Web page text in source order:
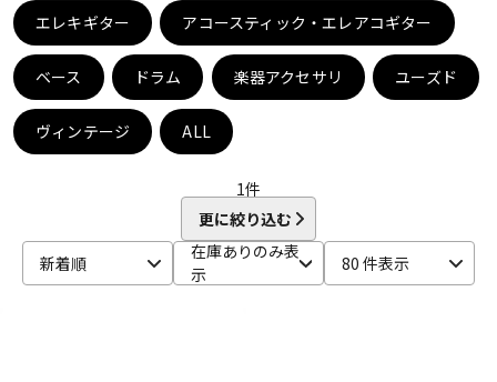
キーボード
管楽器 その他楽器
DTM
エレキギター アコースティック・エレアコギター
ベース ドラム 楽器アクセサリ ユーズド
ヴィンテージ ALL
1件
更に絞り込む
新着順
在庫ありのみ表
示
80 件表示